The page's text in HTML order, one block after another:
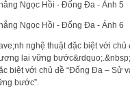
biệt với chủ đề “Đống Đa – Sử
bước”.